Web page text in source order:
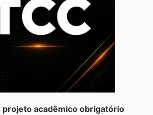
projeto acadêmico obrigatório